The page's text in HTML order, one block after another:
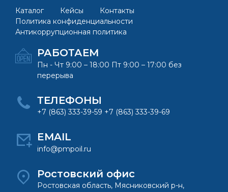
Каталог Кейсы
Контакты
Политика конфиденциальности
Антикоррупционная политика
РАБОТАЕМ
Пн - Чт 9:00 – 18:00 Пт 9:00 – 17:00 без
перерыва
ТЕЛЕФОНЫ
+7 (863) 333-39-59 +7 (863) 333-39-69
EMAIL
info@pmpoil.ru
Ростовский офис
Ростовская область, Мясниковский р-н,